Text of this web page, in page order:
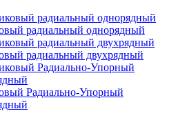
радиальный однорядный
радиальный двухрядный
Радиально-Упорный